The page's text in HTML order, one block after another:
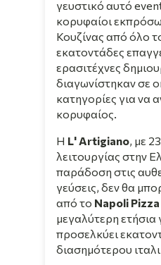
γευστικό αυτό
κορυφαίοι
Κουζίνας από όλο
εκατοντάδες
ερασιτέχνες
διαγωνίστηκαν σε
κατηγορίες για να
κορυφαίος.
Η L' Artigiano, με
λειτουργίας στην
παράδοση στις
γεύσεις, δεν θα
από το Napoli
μεγαλύτερη ετήσια
προσελκύει
διασημότερου